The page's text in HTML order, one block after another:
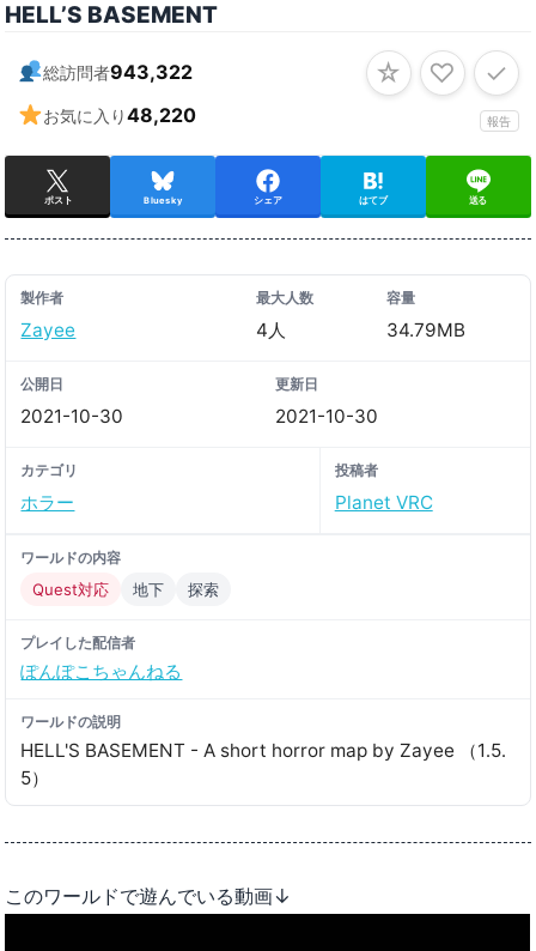
HELL’S BASEMENT
総訪問者943,322
お気に入り48,220 報告
☆ ♡ ✓
ポスト Bluesky シェア はてブ 送る
製作者
Zayee
最大人数
4人
容量
34.79MB
公開日
2021-10-30
更新日
2021-10-30
カテゴリ
ホラー
投稿者
Planet VRC
ワールドの内容
Quest対応 地下 探索
プレイした配信者
ぽんぽこちゃんねる
ワールドの説明
HELL'S BASEMENT - A short horror map by Zayee （1․5․
5）
このワールドで遊んでいる動画↓